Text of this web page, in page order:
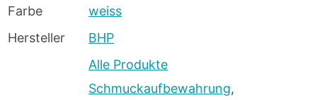
Farbe
weiss
Hersteller
BHP
Alle Produkte
Schmuckaufbewahrung,